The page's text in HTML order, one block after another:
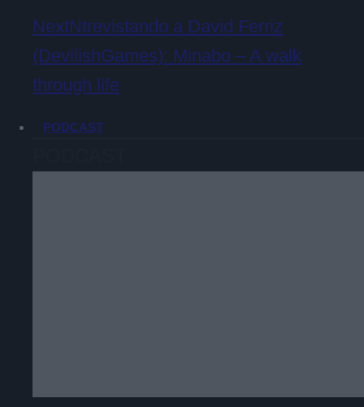
NextNtrevistando a David Ferriz
(DevilishGames): Minabo – A walk
through life
PODCAST